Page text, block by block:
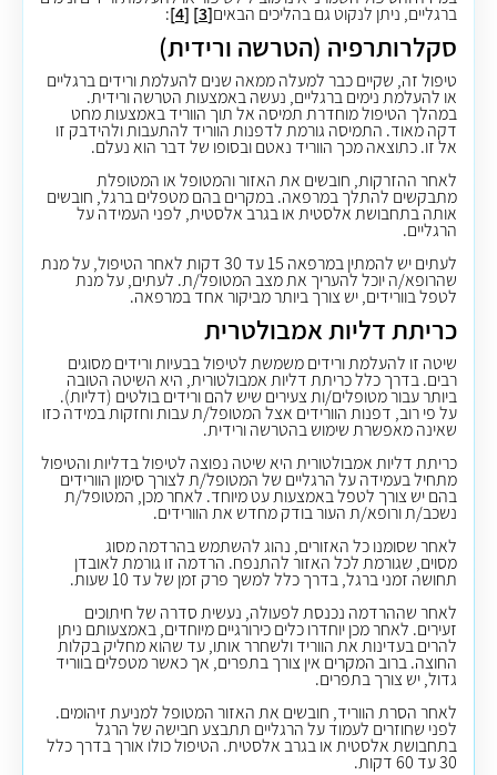
ברגליים, ניתן לנקוט גם בהליכים הבאים[3]
[4]
:
סקלרותרפיה (הטרשה ורידית)
טיפול זה, שקיים כבר למעלה ממאה שנים להעלמת ורידים ברגליים
או להעלמת נימים ברגליים, נעשה באמצעות הטרשה ורידית.
במהלך הטיפול מוחדרת תמיסה אל תוך הווריד באמצעות מחט
דקה מאוד. התמיסה גורמת לדפנות הווריד להתעבות ולהידבק זו
אל זו. כתוצאה מכך הווריד נאטם ובסופו של דבר הוא נעלם.
לאחר ההזרקות, חובשים את האזור והמטופל או המטופלת
מתבקשים להתלך במרפאה. במקרים בהם מטפלים ברגל, חובשים
אותה בתחבושת אלסטית או בגרב אלסטית, לפני העמידה על
הרגליים.
לעתים יש להמתין במרפאה 15 עד 30 דקות לאחר הטיפול, על מנת
שהרופא/ה יוכל להעריך את מצב המטופל/ת. לעתים, על מנת
לטפל בוורידים, יש צורך ביותר מביקור אחד במרפאה.
כריתת דליות אמבולטרית
שיטה זו להעלמת ורידים משמשת לטיפול בבעיות ורידים מסוגים
רבים. בדרך כלל כריתת דליות אמבולטורית, היא השיטה הטובה
ביותר עבור מטופלים/ות צעירים שיש להם ורידים בולטים (דליות).
על פי רוב, דפנות הוורידים אצל המטופל/ת עבות וחזקות במידה כזו
שאינה מאפשרת שימוש בהטרשה ורידית.
כריתת דליות אמבולטורית היא שיטה נפוצה לטיפול בדליות והטיפול
מתחיל בעמידה על הרגליים של המטופל/ת לצורך סימון הוורידים
בהם יש צורך לטפל באמצעות עט מיוחד. לאחר מכן, המטופל/ת
נשכב/ת ורופא/ת העור בודק מחדש את הוורידים.
לאחר שסומנו כל האזורים, נהוג להשתמש בהרדמה מסוג
מסוים, שגורמת לכל האזור להתנפח. הרדמה זו גורמת לאובדן
תחושה זמני ברגל, בדרך כלל למשך פרק זמן של עד 10 שעות.
לאחר שההרדמה נכנסת לפעולה, נעשית סדרה של חיתוכים
זעירים. לאחר מכן יוחדרו כלים כירורגיים מיוחדים, באמצעותם ניתן
להרים בעדינות את הווריד ולשחרר אותו, עד שהוא מחליק בקלות
החוצה. ברוב המקרים אין צורך בתפרים, אך כאשר מטפלים בווריד
גדול, יש צורך בתפרים.
לאחר הסרת הווריד, חובשים את האזור המטופל למניעת זיהומים.
לפני שחוזרים לעמוד על הרגליים תתבצע חבישה של הרגל
בתחבושת אלסטית או בגרב אלסטית. הטיפול כולו אורך בדרך כלל
30 עד 60 דקות.